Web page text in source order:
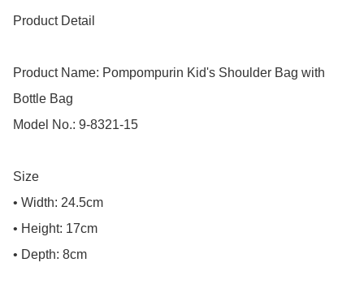
Product Detail
Product Name: Pompompurin Kid's Shoulder Bag with
Bottle Bag
Model No.: 9-8321-15
Size
• Width: 24.5cm
• Height: 17cm
• Depth: 8cm